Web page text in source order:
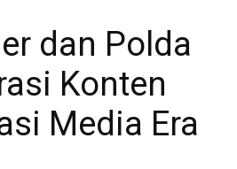
dan Polda
Konten
Media Era